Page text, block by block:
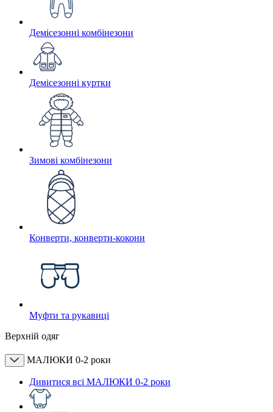
Демісезонні комбінезони
Демісезонні куртки
Зимові комбінезони
Конверти, конверти-кокони
Муфти та рукавиці
Верхній одяг
МАЛЮКИ 0-2 роки
Дивитися всі МАЛЮКИ 0-2 роки